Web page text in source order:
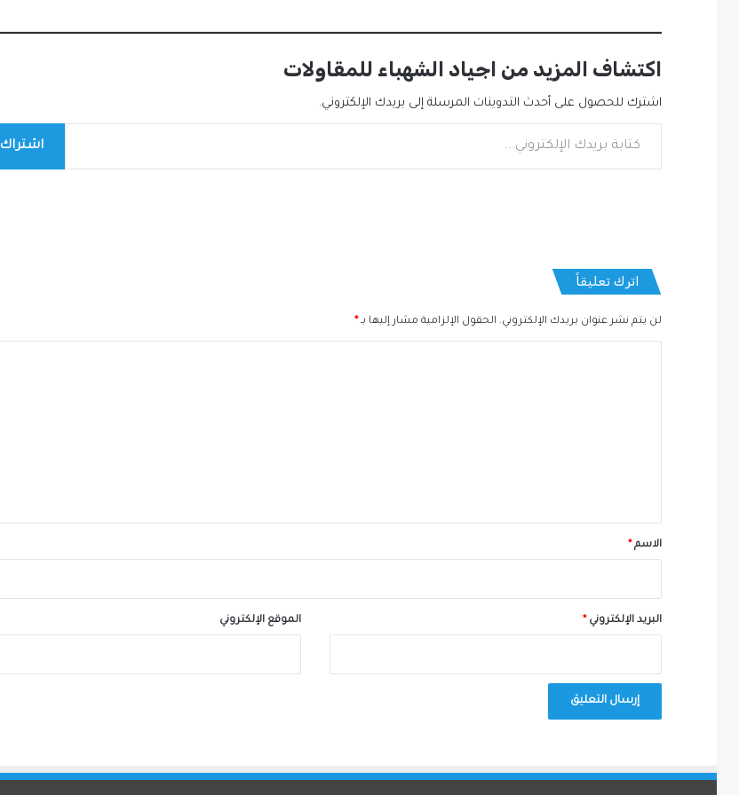
اكتشاف المزيد من اجياد الشهباء للمقاولات
اشترك للحصول على أحدث التدوينات المرسلة إلى بريدك الإلكتروني.
اشتراك
اترك تعليقاً
لن يتم نشر عنوان بريدك الإلكتروني. الحقول الإلزامية مشار إليها بـ*
*الاسم*
البريد الإلكتروني* الموقع الإلكتروني